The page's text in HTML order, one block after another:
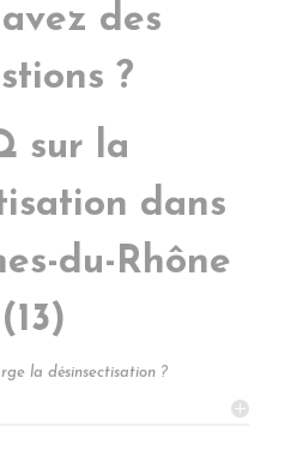
des
?
sur la
dans
du-Rhône
(13)
la désinsectisation ?